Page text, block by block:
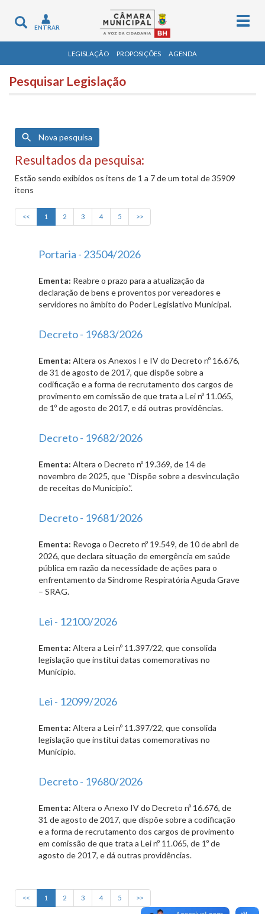
Toggle
navigation
ENTRAR
LEGISLAÇÃO PROPOSIÇÕES AGENDA
Pesquisar Legislação
Nova pesquisa
Resultados da pesquisa:
Estão sendo exibidos os itens de 1 a 7 de um total de 35909
itens
<< 1 2 3 4 5 >>
Portaria - 23504/2026
Ementa: Reabre o prazo para a atualização da
declaração de bens e proventos por vereadores e
servidores no âmbito do Poder Legislativo Municipal.
Decreto - 19683/2026
Ementa: Altera os Anexos I e IV do Decreto nº 16.676,
de 31 de agosto de 2017, que dispõe sobre a
codificação e a forma de recrutamento dos cargos de
provimento em comissão de que trata a Lei nº 11.065,
de 1º de agosto de 2017, e dá outras providências.
Decreto - 19682/2026
Ementa: Altera o Decreto nº 19.369, de 14 de
novembro de 2025, que “Dispõe sobre a desvinculação
de receitas do Município.”.
Decreto - 19681/2026
Ementa: Revoga o Decreto nº 19.549, de 10 de abril de
2026, que declara situação de emergência em saúde
pública em razão da necessidade de ações para o
enfrentamento da Síndrome Respiratória Aguda Grave
– SRAG.
Lei - 12100/2026
Ementa: Altera a Lei nº 11.397/22, que consolida
legislação que institui datas comemorativas no
Município.
Lei - 12099/2026
Ementa: Altera a Lei nº 11.397/22, que consolida
legislação que institui datas comemorativas no
Município.
Decreto - 19680/2026
Ementa: Altera o Anexo IV do Decreto nº 16.676, de
31 de agosto de 2017, que dispõe sobre a codificação
e a forma de recrutamento dos cargos de provimento
em comissão de que trata a Lei nº 11.065, de 1º de
agosto de 2017, e dá outras providências.
<< 1 2 3 4 5 >>